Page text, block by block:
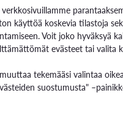
käyttöä koskevia tilastoja
Voit joko hyväksyä
evästeet tai valita
tekemääsi valintaa
suostumusta"